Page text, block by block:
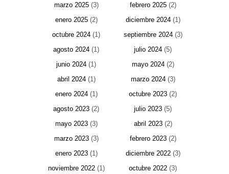
marzo 2025(3) febrero 2025(2)
enero 2025(2) diciembre 2024(1)
octubre 2024 (1) septiembre 2024(3)
agosto 2024 (1) julio 2024 (5)
junio 2024 (1) mayo 2024(2)
abril 2024(1) marzo 2024(3)
enero 2024(1) octubre 2023 (2)
agosto 2023 (2) julio 2023 (5)
mayo 2023(3) abril 2023(2)
marzo 2023(3) febrero 2023(2)
enero 2023(1) diciembre 2022(3)
noviembre 2022(1) octubre 2022 (3)